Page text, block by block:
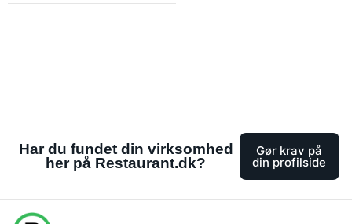
Har du fundet din virksomhed
her på Restaurant.dk?
Gør krav på
din profilside